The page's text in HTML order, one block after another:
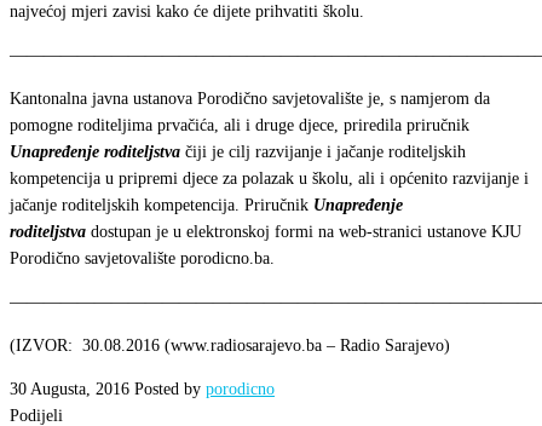
najvećoj mjeri zavisi kako će dijete prihvatiti školu.
Kantonalna javna ustanova Porodično savjetovalište je, s namjerom da
pomogne roditeljima prvačića, ali i druge djece, priredila priručnik
Unapređenje roditeljstva čiji je cilj razvijanje i jačanje roditeljskih
kompetencija u pripremi djece za polazak u školu, ali i općenito razvijanje i
jačanje roditeljskih kompetencija. Priručnik Unapređenje
roditeljstva dostupan je u elektronskoj formi na web-stranici ustanove KJU
Porodično savjetovalište porodicno.ba.
(IZVOR: 30.08.2016 (www.radiosarajevo.ba – Radio Sarajevo)
30 Augusta, 2016 Posted by porodicno
Podijeli